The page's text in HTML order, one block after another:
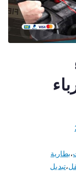
،بطارية
،تبديل